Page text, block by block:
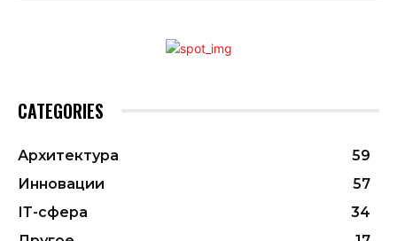
CATEGORIES
Архитектура
59
Инновации
57
ІТ-сфера
34